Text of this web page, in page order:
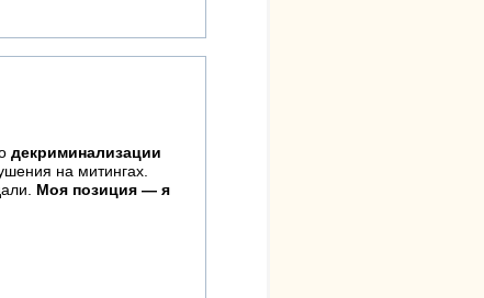
декриминализации
на митингах.
Моя позиция — я